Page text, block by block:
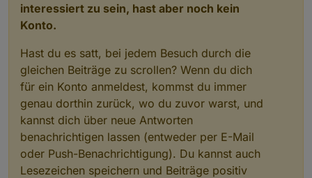
interessiert zu sein, hast aber noch kein
Konto.
Hast du es satt, bei jedem Besuch durch die
gleichen Beiträge zu scrollen? Wenn du dich
für ein Konto anmeldest, kommst du immer
genau dorthin zurück, wo du zuvor warst, und
kannst dich über neue Antworten
benachrichtigen lassen (entweder per E-Mail
oder Push-Benachrichtigung). Du kannst auch
Lesezeichen speichern und Beiträge positiv